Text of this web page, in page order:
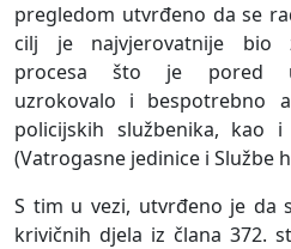
pregledom utvrđeno da se
cilj je najvjerovatnije bio
procesa što je pored
uzrokovalo i bespotrebno
policijskih službenika, kao
(Vatrogasne jedinice i Službe
S tim u vezi, utvrđeno je da
krivičnih djela iz člana 372.